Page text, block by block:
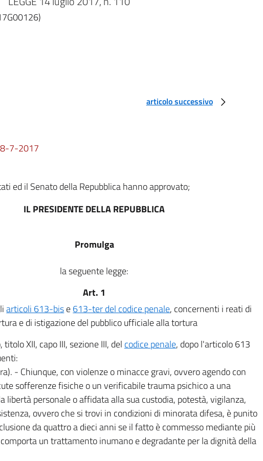
articolo successivo
7-2017
ed il Senato della Repubblica hanno approvato;
IL PRESIDENTE DELLA REPUBBLICA
Promulga
la seguente legge:
Art. 1
articoli 613-bise613-ter del codice penale, concernenti i reati di
e di istigazione del pubblico ufficiale alla tortura
XII, capo III, sezione III, del codice penale, dopo l'articolo 613
- Chiunque, con violenze o minacce gravi, ovvero agendo con
sofferenze fisiche o un verificabile trauma psichico a una
libertà personale o affidata alla sua custodia, potestà, vigilanza,
ovvero che si trovi in condizioni di minorata difesa, è punito
da quattro a dieci anni se il fatto è commesso mediante più
un trattamento inumano e degradante per la dignità della